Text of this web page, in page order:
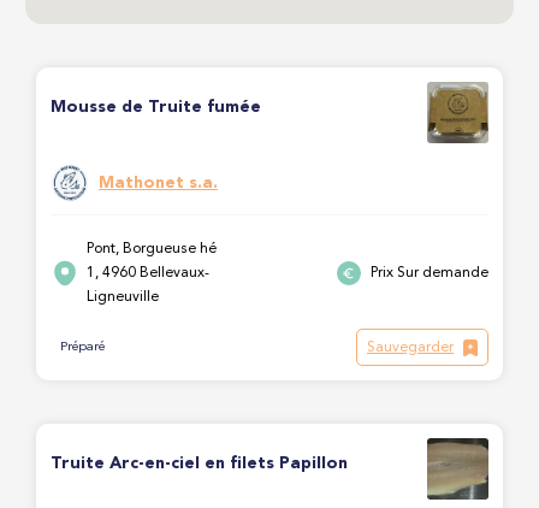
Mousse de Truite fumée
Mathonet s.a.
Pont, Borgueuse hé
1, 4960 Bellevaux-
Ligneuville
Prix Sur demande
Préparé Sauvegarder
Truite Arc-en-ciel en filets Papillon